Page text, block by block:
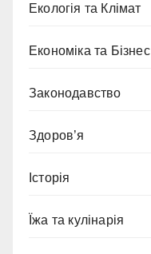
Екологія та Клімат
Економіка та Бізнес
Законодавство
Здоров’я
Історія
Їжа та кулінарія